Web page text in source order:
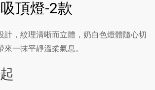
頂燈-2款
計，紋理清晰而立體，奶白色燈體隨心切
一抹平靜溫柔氣息。
起